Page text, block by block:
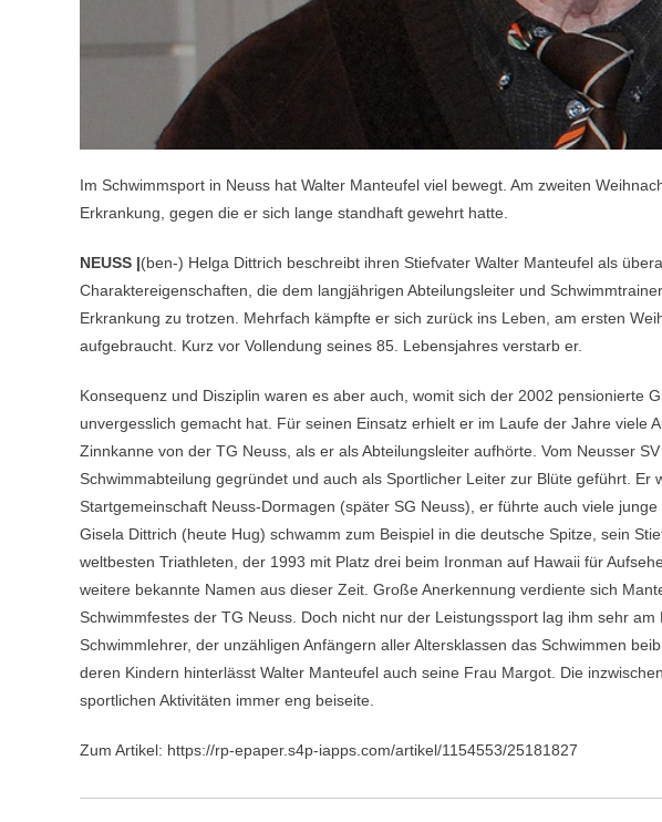
Im Schwimmsport in Neuss hat Walter Manteufel viel bewegt. Am zweiten
Erkrankung, gegen die er sich lange standhaft gewehrt hatte.
NEUSS |(ben-) Helga Dittrich beschreibt ihren Stiefvater Walter Manteufel als
Charaktereigenschaften, die dem langjährigen Abteilungsleiter und
Erkrankung zu trotzen. Mehrfach kämpfte er sich zurück ins Leben, am ersten
aufgebraucht. Kurz vor Vollendung seines 85. Lebensjahres verstarb er.
Konsequenz und Disziplin waren es aber auch, womit sich der 2002 pensionierte
unvergesslich gemacht hat. Für seinen Einsatz erhielt er im Laufe der Jahre viele
Zinnkanne von der TG Neuss, als er als Abteilungsleiter aufhörte. Vom Neusser
Schwimmabteilung gegründet und auch als Sportlicher Leiter zur Blüte geführt. Er
Startgemeinschaft Neuss-Dormagen (später SG Neuss), er führte auch viele
Gisela Dittrich (heute Hug) schwamm zum Beispiel in die deutsche Spitze, sein
weltbesten Triathleten, der 1993 mit Platz drei beim Ironman auf Hawaii für
weitere bekannte Namen aus dieser Zeit. Große Anerkennung verdiente sich
Schwimmfestes der TG Neuss. Doch nicht nur der Leistungssport lag ihm sehr
Schwimmlehrer, der unzähligen Anfängern aller Altersklassen das Schwimmen
deren Kindern hinterlässt Walter Manteufel auch seine Frau Margot. Die
sportlichen Aktivitäten immer eng beiseite.
Zum Artikel: https://rp-epaper.s4p-iapps.com/artikel/1154553/25181827